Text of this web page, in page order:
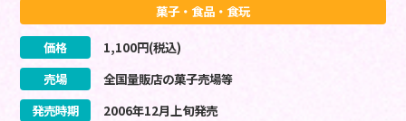
菓子・食品・食玩
価格 1,100円(税込)
売場
全国量販店の菓子売場等
発売時期
2006年12月上旬発売